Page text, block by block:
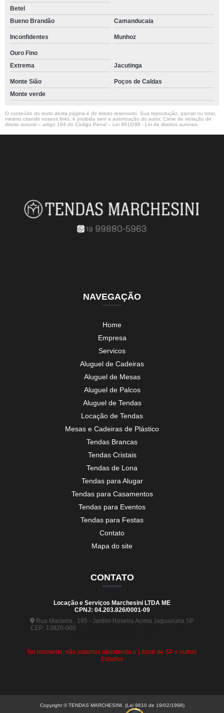
Betel
Bueno Brandão
Camanducaia
Inconfidentes Munhoz
Ouro Fino
Extrema
Jacutinga
Monte Sião
Poços de Caldas
Monte verde
O conteúdo do texto desta página é de direito reservado. Sua reprodução, parcial ou total,
mesmo citando nossos links, é proibida sem a autorização do autor. Crime de violação de
direito autoral – artigo 184 do Código Penal – Lei 9610/98 - Lei de direitos autorais
NAVEGAÇÃO
Home
Empresa
Servicos
Aluguel de Cadeiras
Aluguel de Mesas
Aluguel de Palcos
Aluguel de Tendas
Locação de Tendas
Mesas e Cadeiras de Plástico
Tendas Brancas
Tendas Cristais
Tendas de Lona
Tendas para Alugar
Tendas para Casamentos
Tendas para Eventos
Tendas para Festas
Contato
Mapa do site
CONTATO
Locação e Serviços Marchesini LTDA ME
CPNJ: 04.203.826/0001-09
Rua Macieira , 185 - Jardim Roseira Acima Jaguariúna SP
CEP: 13820-000
No momento, não estamos atendendo o Litoral de SP e outros
Estados
Copyright © TENDAS MARCHESINI. (Lei 9610 de 19/02/1998)